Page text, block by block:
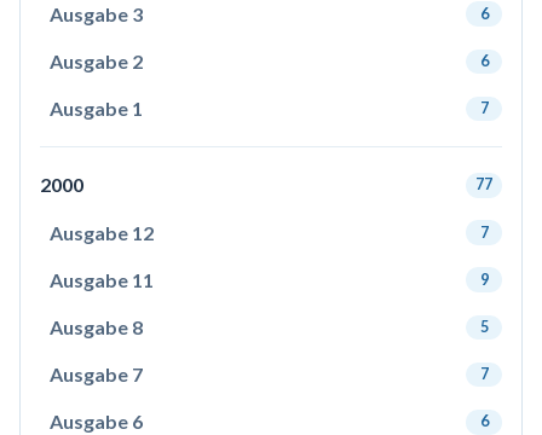
Ausgabe 3 6
Ausgabe 2 6
Ausgabe 1 7
2000 77
Ausgabe 12 7
Ausgabe 11 9
Ausgabe 8 5
Ausgabe 7 7
Ausgabe 6 6